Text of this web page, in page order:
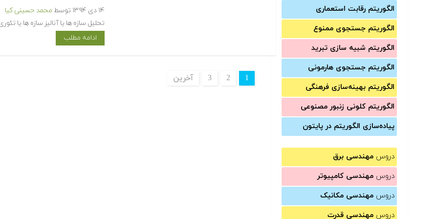
الگوریتم رقابت استعماری
الگوریتم جستجوی ممنوع
الگوریتم شبیه سازی تبرید
الگوریتم جستجوی هارمونی
الگوریتم بهینه‌سازی فرهنگی
الگوریتم کلونی زنبور مصنوعی
پیاده‌سازی الگوریتم در پایتون
دروس مهندسی برق
دروس مهندسی کامپیوتر
دروس مهندسی مکانیک
دروس مهندسی قدرت
۱۴ دی ۱۳۹۴ توسط محمد حسینی کیا
تحلیل سازه ها یا آنالیز سازه ها یا
ادامه مطلب
1
2
3 آخرین